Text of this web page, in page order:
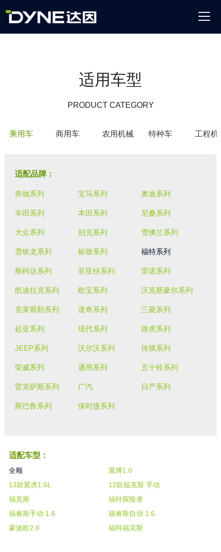
适用车型
PRODUCT CATEGORY
乘用车 商用车 农用机械 特种车 工程机
适配品牌：
奔驰系列 宝马系列 奥迪系列
丰田系列 本田系列 尼桑系列
大众系列 别克系列 雪佛兰系列
雪铁龙系列 标致系列 福特系列
斯柯达系列 菲亚特系列 雷诺系列
凯迪拉克系列 欧宝系列 沃克斯豪尔系列
克莱斯勒系列 道奇系列 三菱系列
起亚系列 现代系列 路虎系列
JEEP系列 沃尔沃系列 传祺系列
荣威系列 通用系列 五十铃系列
雷克萨斯系列 广汽 日产系列
斯巴鲁系列 保时捷系列
适配车型：
全顺
翼博1.0
13款翼虎1.6L
12款福克斯 手动
福克斯
福特探险者
福睿斯手动 1.6
福睿斯自动 1.6
蒙迪欧2.0
福特福克斯